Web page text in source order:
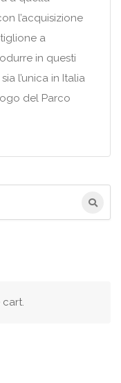
l’acquisizione
a
in questi
l’unica in Italia
del Parco